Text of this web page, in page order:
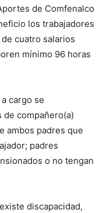
de Comfenalco
los trabajadores
cuatro salarios
mínimo 96 horas
cargo se
compañero(a)
ambos padres que
padres
o no tengan
discapacidad,